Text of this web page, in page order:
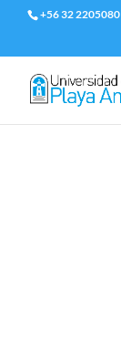
+56 32 2205080